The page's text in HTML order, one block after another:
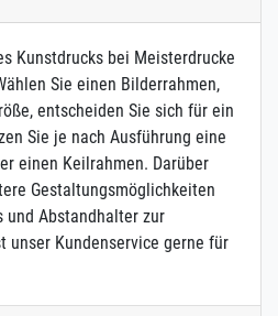
Kunstdrucks bei Meisterdrucke
Sie einen Bilderrahmen,
entscheiden Sie sich für ein
Sie je nach Ausführung eine
einen Keilrahmen. Darüber
Gestaltungsmöglichkeiten
und Abstandhalter zur
unser Kundenservice gerne für